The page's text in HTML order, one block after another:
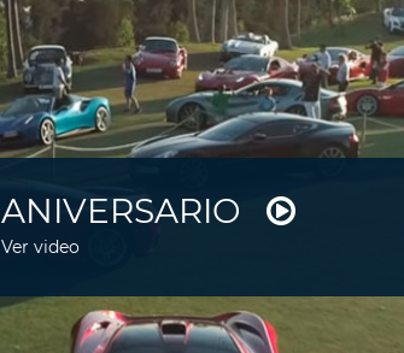
ANIVERSARIO
Ver video